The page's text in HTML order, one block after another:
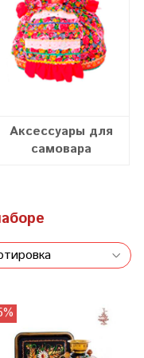
Аксессуары для
самовара